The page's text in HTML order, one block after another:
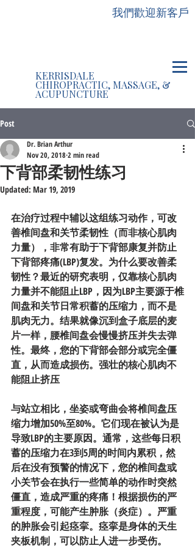
我們歡迎新客戶
KERRISDALE
CHIROPRACTIC, MASSAGE, &
ACUPUNCTURE
Post
下背部柔韧性练习
Dr. Brian Arthur
Nov 20, 2018 2 min read
Updated: Mar 19, 2019
在治疗过程中辅以这组练习动作，可改
善椎间盘和关节柔韧性（而非核心肌肉
力量），非常有助于下背部康复并防止
下背部疼痛(LBP)复发。为什么要改善柔
韧性？最近的研究表明，仅靠核心肌肉
力量并不能阻止LBP，因为LBP主要源于椎
间盘和关节日常积蓄的压缩力，而不是
肌肉无力。结果就像沉到盒子底层的麦
片一样，腰椎间盘会慢慢挤压并失去弹
性。最终，您的下背部会部分或完全僵
直，从而造成损伤。强壮的核心肌肉不
能阻止挤压
与站立相比，坐姿或弯曲会将椎间盘压
缩力增加50%至80%。它们现在被认为是
导致LBP的主要原因。通常，这些每日积
蓄的压缩力在3到5周的时间内累积，然
后在没有预警的情况下，您的椎间盘或
小关节会在执行一些简单的动作时突然
僵直，造成严重的疼痛！根据损伤的严
重程度，可能产生肿胀（炎症）。严重
的肿胀会引起痉挛。痉挛是身体的天生
夹板机制，可以防止人进一步受伤。